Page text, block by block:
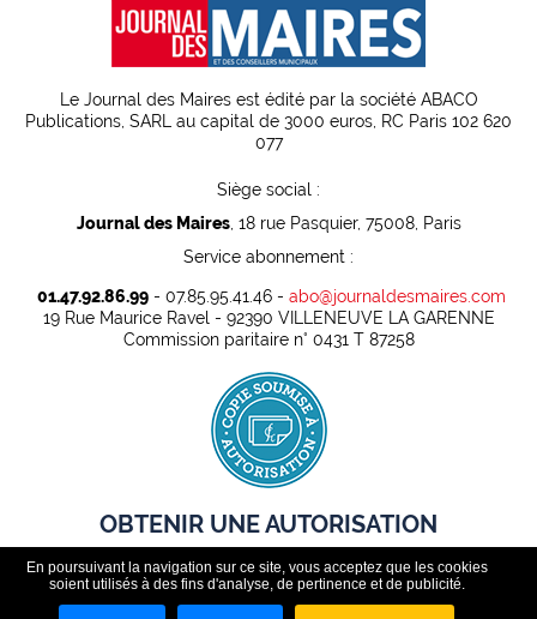
En poursuivant la navigation sur ce site, vous acceptez que les cookies
soient utilisés à des fins d'analyse, de pertinence et de publicité.
Le Journal des Maires est édité par la société ABACO
Publications, SARL au capital de 3000 euros, RC Paris 102 620
077
Siège social :
Journal des Maires, 18 rue Pasquier, 75008, Paris
Service abonnement :
01.47.92.86.99- 07.85.95.41.46 - abo@journaldesmaires.com
19 Rue Maurice Ravel - 92390 VILLENEUVE LA GARENNE
Commission paritaire n° 0431 T 87258
OBTENIR UNE AUTORISATION
Pour pouvoir rediffuser légalement des contenus presse dans
un cadre professionnel, toute organisation doit au préalable
disposer d'une autorisation.